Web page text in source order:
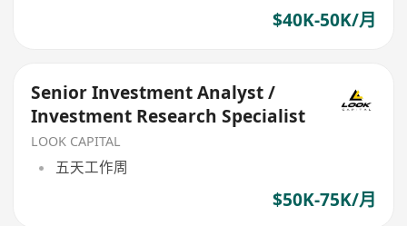
$40K-50K/月
Senior Investment Analyst /
Investment Research Specialist
LOOK CAPITAL
五天工作周
$50K-75K/月